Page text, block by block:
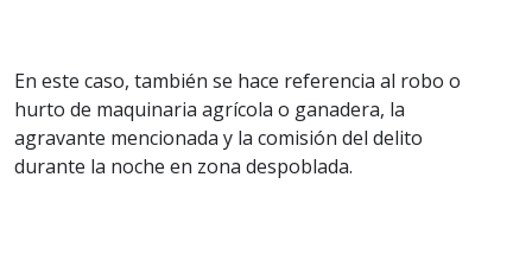
En este caso, también se hace referencia al robo o
hurto de maquinaria agrícola o ganadera, la
agravante mencionada y la comisión del delito
durante la noche en zona despoblada.